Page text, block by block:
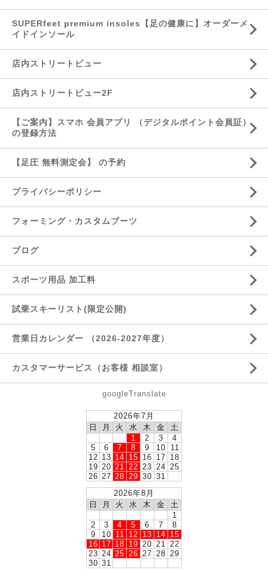
SUPERfeet premium insoles【足の健康に】オーダーメ
イドインソール
店内ストリートビュー
店内ストリートビュー2F
【ご案内】スマホ 会員アプリ （デジタルポイント会員証）
の登録方法
【足圧 無料測定会】 の予約
プライバシーポリシー
フォーミング・カスタムブーツ
ブログ
スポーツ用品 加工料
試乗スキーリスト(限定公開)
営業日カレンダー （2026-2027年度）
カスタマーサービス（お客様 相談室）
googleTranslate
2026年7月
日
月 火 水 木 金
土
1
2 3
4
5
6 7 8 9 10
11
12 13 14 15 16 17 18
19 20 21 22 23 24 25
26 27 28 29 30 31
2026年8月
日
月 火 水 木 金
土
1
2
3 4 5 6 7
8
9
10 11 12 13 14 15
16 17 18 19 20 21
22
23 24 25 26 27 28 29
30 31